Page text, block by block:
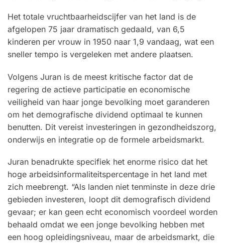
Het totale vruchtbaarheidscijfer van het land is de
afgelopen 75 jaar dramatisch gedaald, van 6,5
kinderen per vrouw in 1950 naar 1,9 vandaag, wat een
sneller tempo is vergeleken met andere plaatsen.
Volgens Juran is de meest kritische factor dat de
regering de actieve participatie en economische
veiligheid van haar jonge bevolking moet garanderen
om het demografische dividend optimaal te kunnen
benutten. Dit vereist investeringen in gezondheidszorg,
onderwijs en integratie op de formele arbeidsmarkt.
Juran benadrukte specifiek het enorme risico dat het
hoge arbeidsinformaliteitspercentage in het land met
zich meebrengt. “Als landen niet tenminste in deze drie
gebieden investeren, loopt dit demografisch dividend
gevaar; er kan geen echt economisch voordeel worden
behaald omdat we een jonge bevolking hebben met
een hoog opleidingsniveau, maar de arbeidsmarkt, die